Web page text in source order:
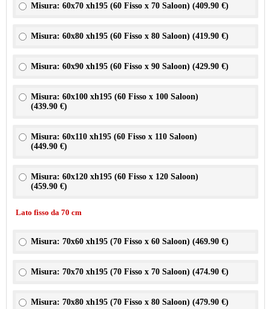
Misura: 60x70 xh195 (60 Fisso x 70 Saloon) (409.90 €)
Misura: 60x80 xh195 (60 Fisso x 80 Saloon) (419.90 €)
Misura: 60x90 xh195 (60 Fisso x 90 Saloon) (429.90 €)
Misura: 60x100 xh195 (60 Fisso x 100 Saloon)
(439.90 €)
Misura: 60x110 xh195 (60 Fisso x 110 Saloon)
(449.90 €)
Misura: 60x120 xh195 (60 Fisso x 120 Saloon)
(459.90 €)
Lato fisso da 70 cm
Misura: 70x60 xh195 (70 Fisso x 60 Saloon) (469.90 €)
Misura: 70x70 xh195 (70 Fisso x 70 Saloon) (474.90 €)
Misura: 70x80 xh195 (70 Fisso x 80 Saloon) (479.90 €)